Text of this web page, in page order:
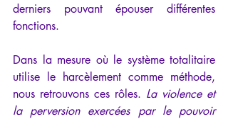
derniers pouvant épouser différentes
fonctions.
Dans la mesure où le système totalitaire
utilise le harcèlement comme méthode,
nous retrouvons ces rôles. La violence et
la perversion exercées par le pouvoir